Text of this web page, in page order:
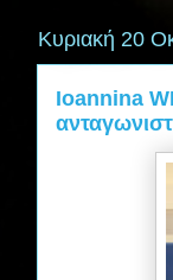
Κυριακή 20
Ioannina